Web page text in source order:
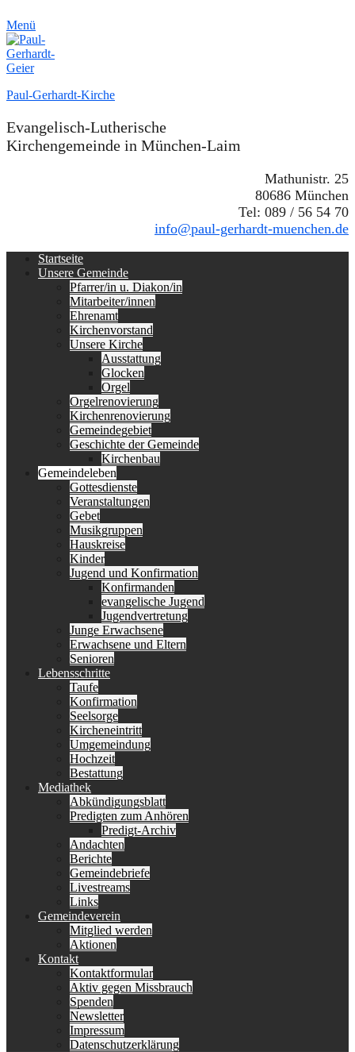
Menü
Paul-Gerhardt-Kirche
Evangelisch-Lutherische
Kirchengemeinde in München-Laim
Mathunistr. 25
80686 München
Tel: 089 / 56 54 70
info@paul-gerhardt-muenchen.de
Erstes
Menü
Startseite
Unsere Gemeinde
Pfarrer/in u. Diakon/in
Mitarbeiter/innen
Ehrenamt
Kirchenvorstand
Unsere Kirche
Ausstattung
Glocken
Orgel
Orgelrenovierung
Kirchenrenovierung
Gemeindegebiet
Geschichte der Gemeinde
Kirchenbau
Gemeindeleben
Gottesdienste
Veranstaltungen
Gebet
Musikgruppen
Hauskreise
Kinder
Jugend und Konfirmation
Konfirmanden
evangelische Jugend
Jugendvertretung
Junge Erwachsene
Erwachsene und Eltern
Senioren
Lebensschritte
Taufe
Konfirmation
Seelsorge
Kircheneintritt
Umgemeindung
Hochzeit
Bestattung
Mediathek
Abkündigungsblatt
Predigten zum Anhören
Predigt-Archiv
Andachten
Berichte
Gemeindebriefe
Livestreams
Links
Gemeindeverein
Mitglied werden
Aktionen
Kontakt
Kontaktformular
Aktiv gegen Missbrauch
Spenden
Newsletter
Impressum
Datenschutzerklärung